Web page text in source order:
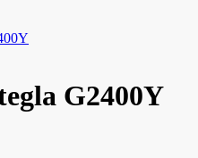
G2400Y